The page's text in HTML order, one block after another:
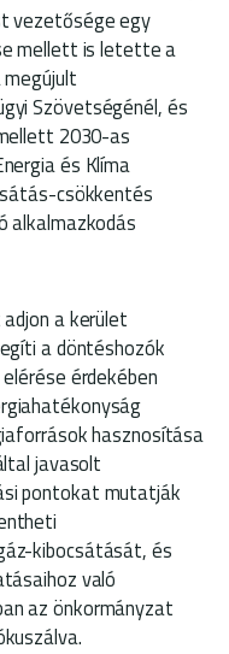
vezetősége egy
mellett is letette a
Szövetségénél, és
2030-as
és Klíma
csökkentés
alkalmazkodás
a kerület
a döntéshozók
érdekében
hasznosítása
javasolt
pontokat mutatják
kibocsátását, és
való
az önkormányzat